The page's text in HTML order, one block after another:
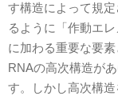
す構造によって規
るように「作動エレ
に加わる重要な要素
RNAの高次構造が
す。しかし高次構造